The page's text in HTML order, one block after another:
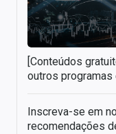
[Conteúdos
outros
Inscreva-se em
recomendações